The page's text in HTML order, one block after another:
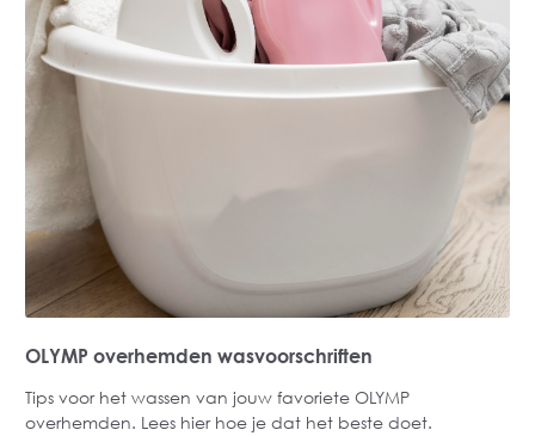
OLYMP overhemden wasvoorschriften
Tips voor het wassen van jouw favoriete OLYMP
overhemden. Lees hier hoe je dat het beste doet.